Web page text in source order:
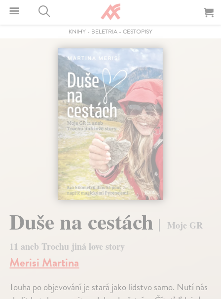
KNIHY - BELETRIA - CESTOPISY
Duše na cestách
Moje GR
11 aneb Trochu jiná love story
Merisi Martina
Touha po objevování je stará jako lidstvo samo. Nutí nás